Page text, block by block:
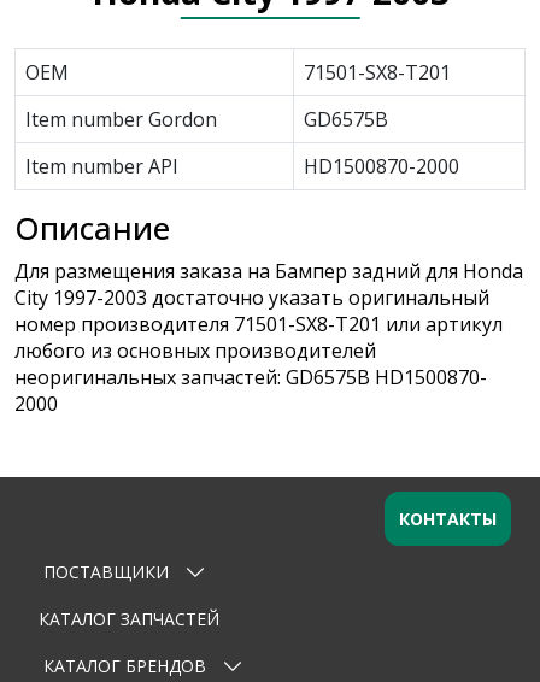
OEM
71501-SX8-T201
Item number Gordon
GD6575B
Item number API
HD1500870-2000
Описание
Для размещения заказа на Бампер задний для Honda
City 1997-2003 достаточно указать оригинальный
номер производителя 71501-SX8-T201 или артикул
любого из основных производителей
неоригинальных запчастей: GD6575B HD1500870-
2000
Оставьте заявку
Ваше имя
Email
ПОСТАВЩИКИ
КАТАЛОГ ЗАПЧАСТЕЙ
КАТАЛОГ БРЕНДОВ
КОНТАКТЫ